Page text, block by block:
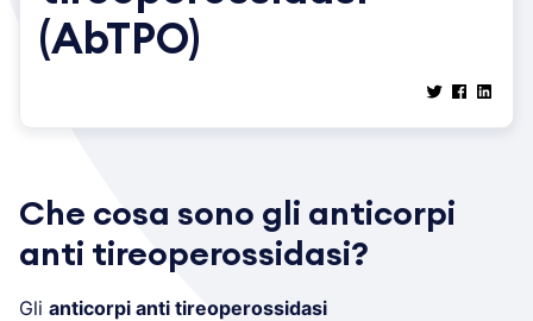
(AbTPO)
Che cosa sono gli anticorpi
anti tireoperossidasi?
Gli anticorpi anti tireoperossidasi